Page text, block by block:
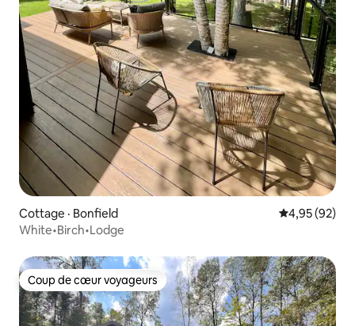
Cottage · Bonfield Note
4,95 (92)
White•Birch•Lodge
Coup de cœur voyageurs
Coup de cœur voyageurs